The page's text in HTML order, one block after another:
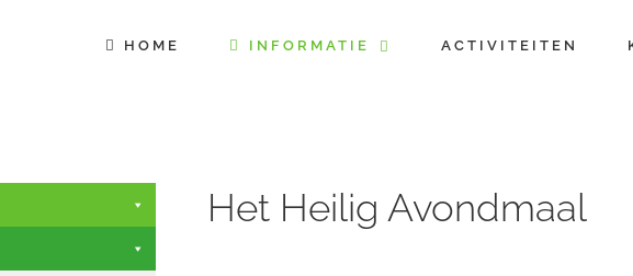
HOME INFORMATIE ACTIVITEITEN
Het Heilig Avondmaal